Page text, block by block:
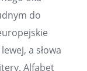
do
a słowa
Alfabet